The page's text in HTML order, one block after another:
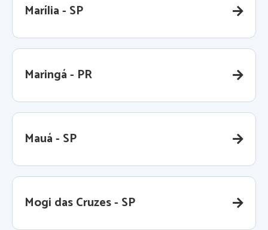
Marília - SP
Maringá - PR
Mauá - SP
Mogi das Cruzes - SP